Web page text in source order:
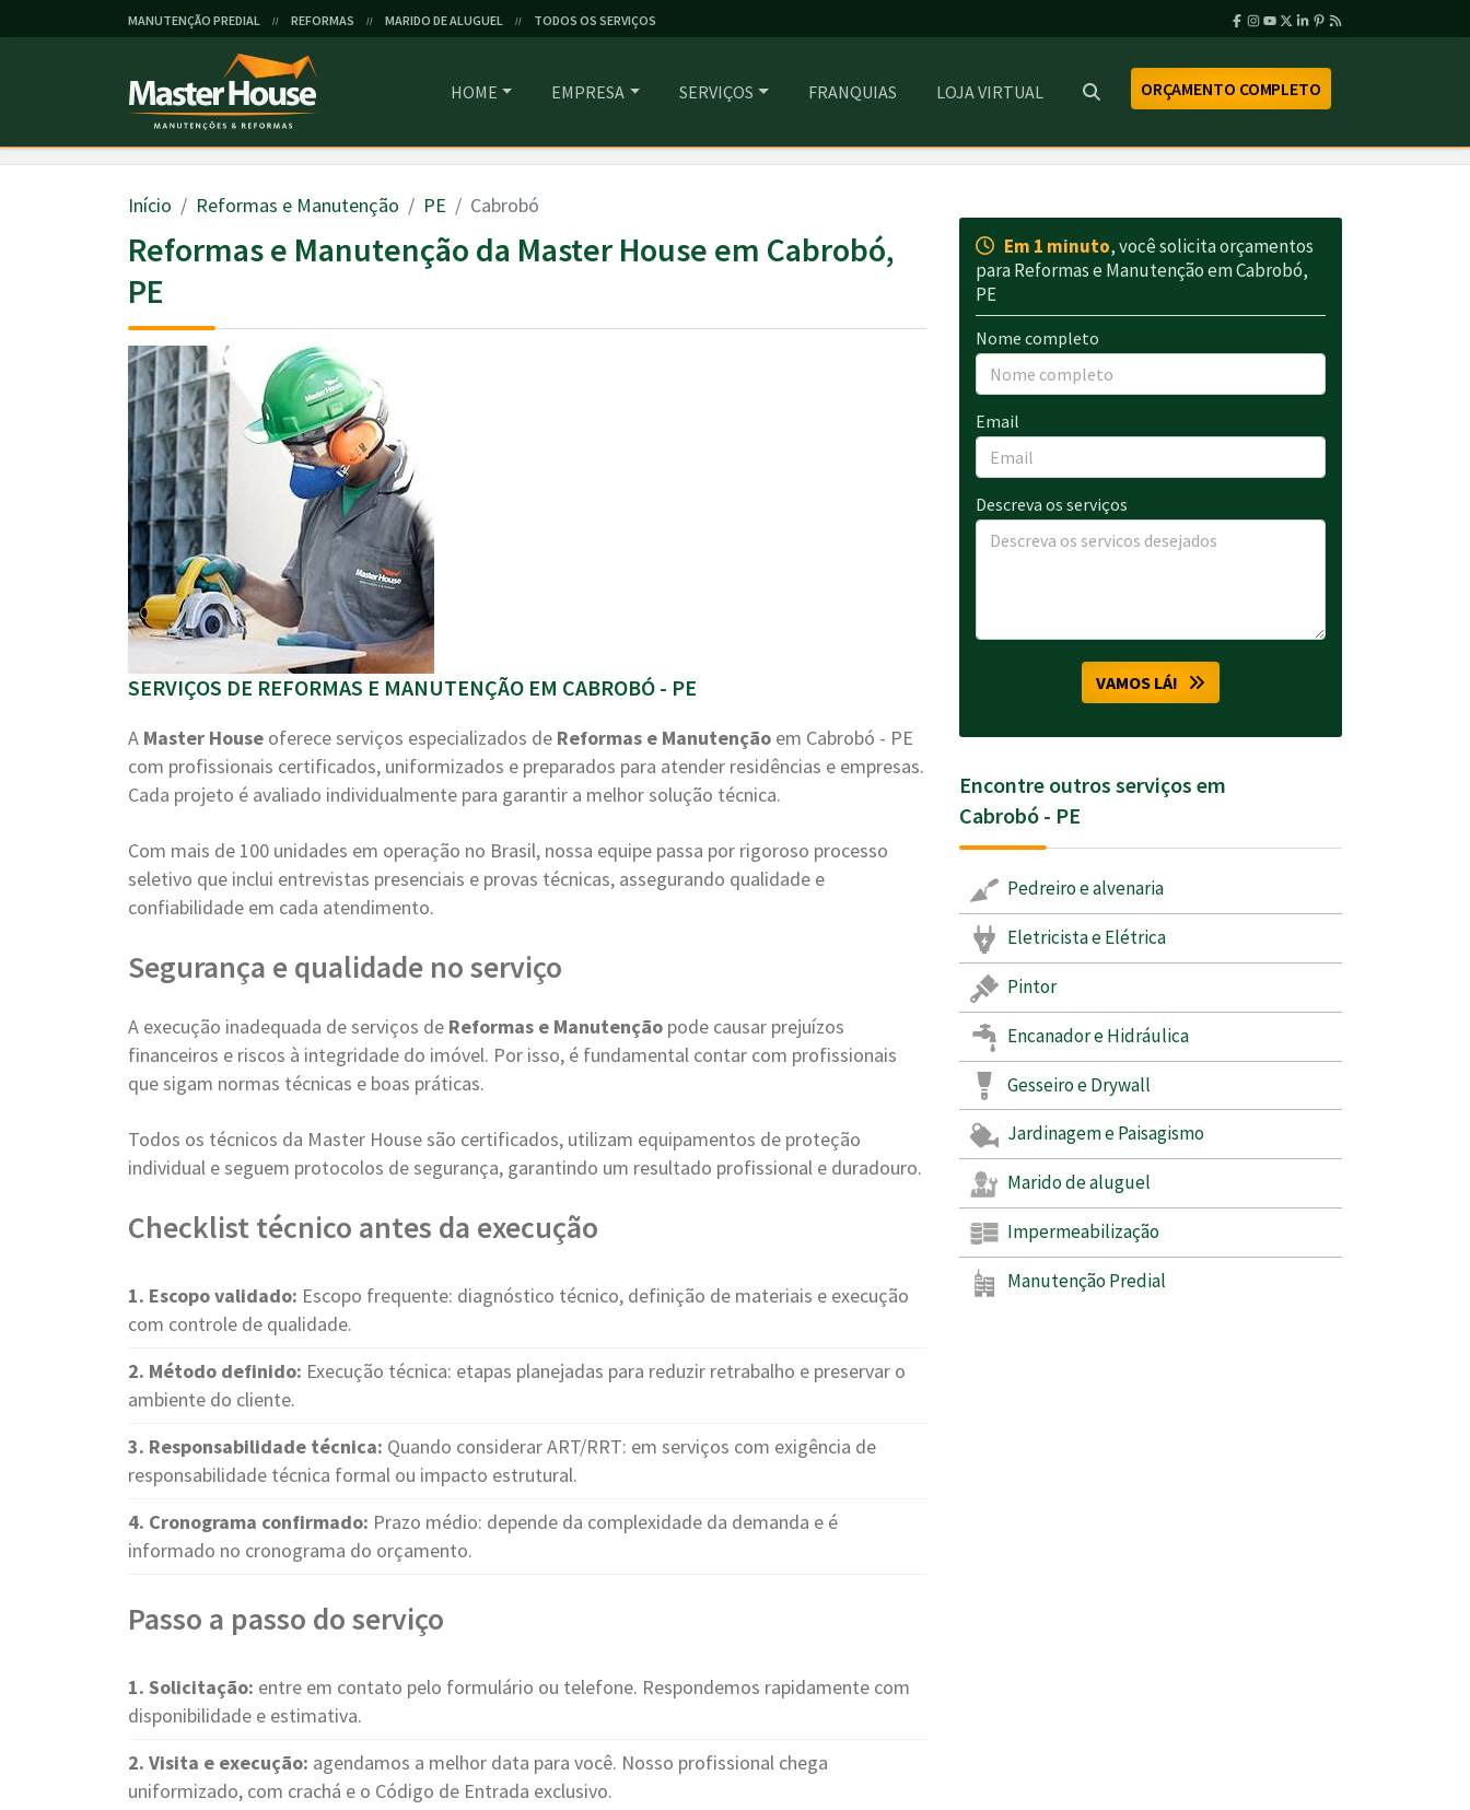
MANUTENÇÃO PREDIAL // REFORMAS // MARIDO DE ALUGUEL // TODOS OS SERVIÇOS
HOME EMPRESA SERVIÇOS FRANQUIAS LOJA VIRTUAL ORÇAMENTO COMPLETO
Início Reformas e Manutenção PE Cabrobó
Reformas e Manutenção da Master House em Cabrobó,
PE
SERVIÇOS DE REFORMAS E MANUTENÇÃO EM CABROBÓ - PE
A Master House oferece serviços especializados de Reformas e Manutenção em Cabrobó - PE
com profissionais certificados, uniformizados e preparados para atender residências e empresas.
Cada projeto é avaliado individualmente para garantir a melhor solução técnica.
Com mais de 100 unidades em operação no Brasil, nossa equipe passa por rigoroso processo
seletivo que inclui entrevistas presenciais e provas técnicas, assegurando qualidade e
confiabilidade em cada atendimento.
Segurança e qualidade no serviço
A execução inadequada de serviços de Reformas e Manutenção pode causar prejuízos
financeiros e riscos à integridade do imóvel. Por isso, é fundamental contar com profissionais
que sigam normas técnicas e boas práticas.
Todos os técnicos da Master House são certificados, utilizam equipamentos de proteção
individual e seguem protocolos de segurança, garantindo um resultado profissional e duradouro.
Checklist técnico antes da execução
1. Escopo validado: Escopo frequente: diagnóstico técnico, definição de materiais e execução
com controle de qualidade.
2. Método definido: Execução técnica: etapas planejadas para reduzir retrabalho e preservar o
ambiente do cliente.
3. Responsabilidade técnica: Quando considerar ART/RRT: em serviços com exigência de
responsabilidade técnica formal ou impacto estrutural.
4. Cronograma confirmado: Prazo médio: depende da complexidade da demanda e é
informado no cronograma do orçamento.
Passo a passo do serviço
1. Solicitação: entre em contato pelo formulário ou telefone. Respondemos rapidamente com
disponibilidade e estimativa.
2. Visita e execução: agendamos a melhor data para você. Nosso profissional chega
uniformizado, com crachá e o Código de Entrada exclusivo.
Em 1 minuto, você solicita orçamentos
para Reformas e Manutenção em Cabrobó,
PE
Nome completo
Email
Descreva os serviços
VAMOS LÁ!
Encontre outros serviços em
Cabrobó - PE
Pedreiro e alvenaria
Eletricista e Elétrica
Pintor
Encanador e Hidráulica
Gesseiro e Drywall
Jardinagem e Paisagismo
Marido de aluguel
Impermeabilização
Manutenção Predial